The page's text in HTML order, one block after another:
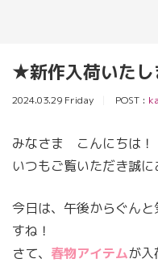
★新作入荷いた
2024.03.29 Friday POST :
みなさま こんにちは！
いつもご覧いただき誠に
今日は、午後からぐん
すね！
さて、 春物アイテムが